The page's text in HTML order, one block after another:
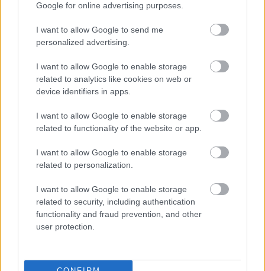
Google for online advertising purposes.
I want to allow Google to send me
personalized advertising.
I want to allow Google to enable storage
related to analytics like cookies on web or
device identifiers in apps.
I want to allow Google to enable storage
related to functionality of the website or app.
I want to allow Google to enable storage
related to personalization.
I want to allow Google to enable storage
related to security, including authentication
functionality and fraud prevention, and other
user protection.
hogy Mickey 18 hangjához Peter Stormare Fargo-
beli karaktere volt a fejében. Amikor korábban erről
beszéltünk, bennem valahogy az ragadt meg, hogy
eljátszanom. Ez teljesen véletlenül történt [nevet],
de csak ma esett le igazán, hogy mást csináltam.
és arról, hogy Toni Collette karaktere, Ylfa és férje
miért imádják annyira megszállottan a szószokat?
Azt hiszem, van valami nyugati elképzelésem a
szószról. Ez nagyon furcsa - és ez a
legvéletlenszerűbb dolog, amit elmondhatok -, de
számomra a szósz mindig valami olyasmi volt, amit
a tésztára teszünk. És ha szószt teszel egy normál
ételhez, az csak olyan, mintha az étel része lenne.